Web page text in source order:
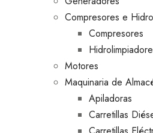
Compresores e
Compresores
Motores
Maquinaria de
Apiladoras
Carretillas